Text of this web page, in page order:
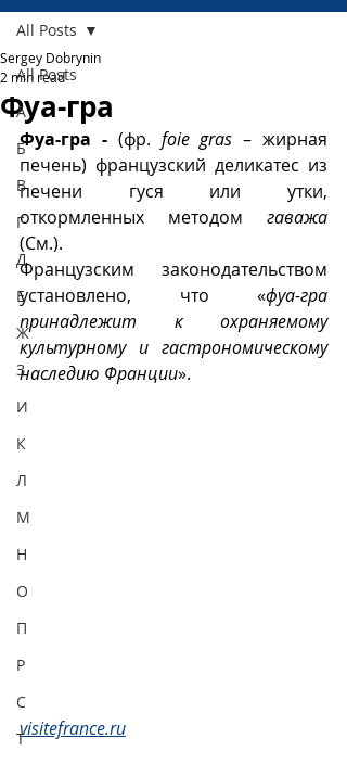
All Posts
А
Б
В
Г
Д
Е
Ж
З
И
К
Л
М
Н
О
П
Р
С
Т
All Posts
Фуа-гра
Sergey Dobrynin
2 min read
Фуа-гра - (фр. foie gras – жирная
печень) французский деликатес из
печени гуся или утки,
откормленных методом гаважа
(См.).
Французским законодательством
установлено, что «фуа-гра
принадлежит к охраняемому
культурному и гастрономическому
наследию Франции».
visitefrance.ru